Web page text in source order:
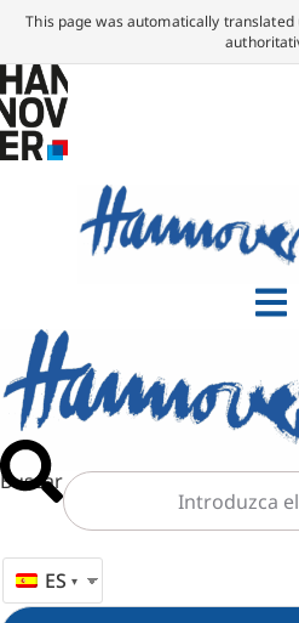
This page was automatically
Buscar
ES